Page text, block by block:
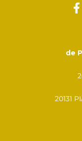
de
20131